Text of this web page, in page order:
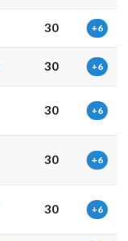
30 +6
30 +6
30 +6
30 +6
30 +6